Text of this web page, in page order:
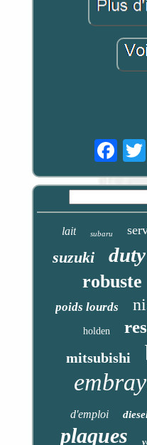
lait subaru
suzuki duty
robuste
poids lourds
holden
mitsubishi
d'emploi
plaques